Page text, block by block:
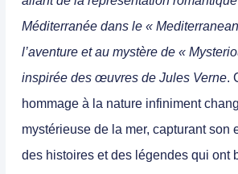
Méditerranée dans le «
l’aventure et au mystère de «
inspirée des œuvres de Jules Verne.
hommage à la nature infiniment
mystérieuse de la mer, capturant son
des histoires et des légendes qui ont